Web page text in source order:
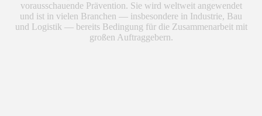
vorausschauende Prävention. Sie wird weltweit angewendet
und ist in vielen Branchen — insbesondere in Industrie, Bau
und Logistik — bereits Bedingung für die Zusammenarbeit mit
großen Auftraggebern.